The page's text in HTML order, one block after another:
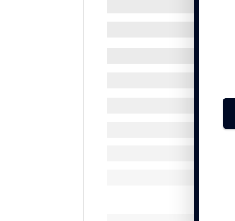
parcours 100%
tombe pas du ciel : il
L’an passé, nous
nombreux
l’étranger. Cela a